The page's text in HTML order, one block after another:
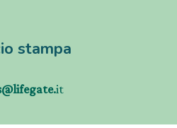
stampa
it